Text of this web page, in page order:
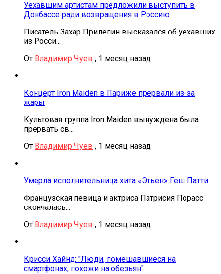
Уехавшим артистам предложили выступить в
Донбассе ради возвращения в Россию
Писатель Захар Прилепин высказался об уехавших
из Росси...
От Владимир Чуев , 1 месяц назад
Концерт Iron Maiden в Париже прервали из-за
жары
Культовая группа Iron Maiden вынуждена была
прервать св...
От Владимир Чуев , 1 месяц назад
Умерла исполнительница хита «Этьен» Геш Патти
Французская певица и актриса Патрисия Порасс
скончалась...
От Владимир Чуев , 1 месяц назад
Крисси Хайнд: "Люди, помешавшиеся на
смартфонах, похожи на обезьян"